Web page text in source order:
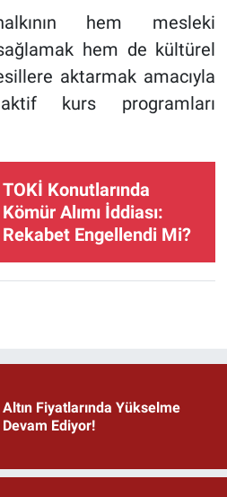
hem mesleki
hem de kültürel
aktarmak amacıyla
kurs programları
TOKİ Konutlarında
Kömür Alımı İddiası:
Rekabet Engellendi Mi?
Altın Fiyatlarında Yükselme
Devam Ediyor!